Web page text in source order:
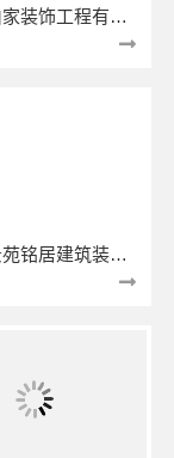
湖南自由家装饰工程有限公司
湖北省景苑铭居建筑装饰有限公司